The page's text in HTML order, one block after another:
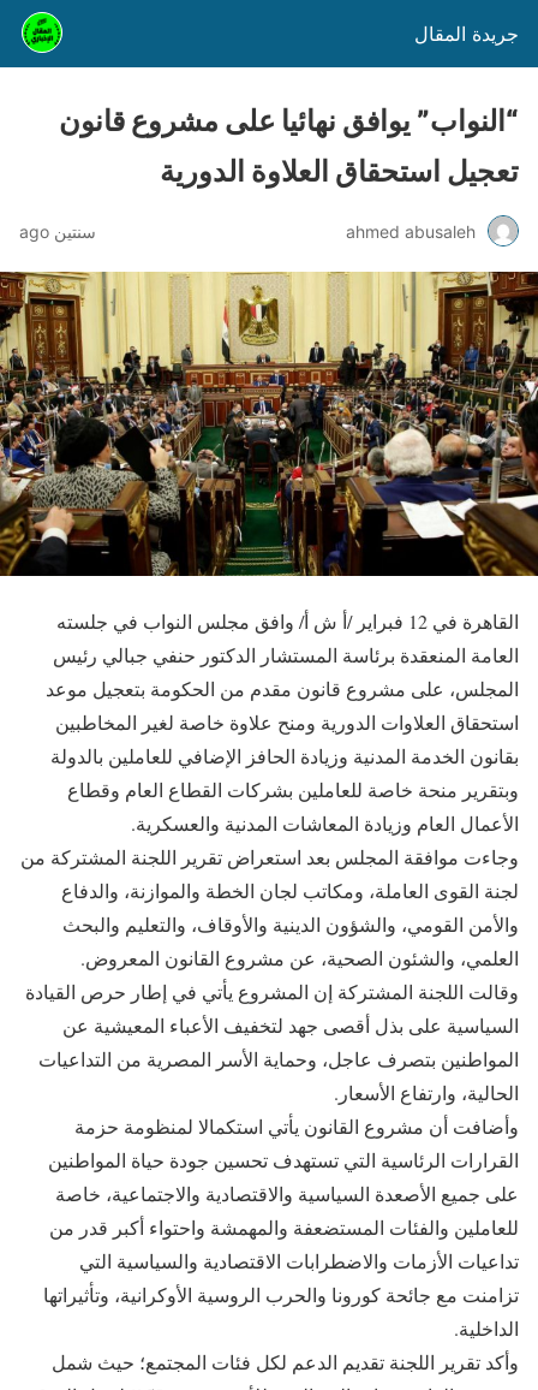
جريدة المقال
“النواب” يوافق نهائيا على مشروع قانون
تعجيل استحقاق العلاوة الدورية
ahmed abusaleh سنتين ago
القاهرة في 12 فبراير /أ ش أ/ وافق مجلس النواب في جلسته
العامة المنعقدة برئاسة المستشار الدكتور حنفي جبالي رئيس
المجلس، على مشروع قانون مقدم من الحكومة بتعجيل موعد
استحقاق العلاوات الدورية ومنح علاوة خاصة لغير المخاطبين
بقانون الخدمة المدنية وزيادة الحافز الإضافي للعاملين بالدولة
وبتقرير منحة خاصة للعاملين بشركات القطاع العام وقطاع
الأعمال العام وزيادة المعاشات المدنية والعسكرية.
وجاءت موافقة المجلس بعد استعراض تقرير اللجنة المشتركة من
لجنة القوى العاملة، ومكاتب لجان الخطة والموازنة، والدفاع
والأمن القومي، والشؤون الدينية والأوقاف، والتعليم والبحث
العلمي، والشئون الصحية، عن مشروع القانون المعروض.
وقالت اللجنة المشتركة إن المشروع يأتي في إطار حرص القيادة
السياسية على بذل أقصى جهد لتخفيف الأعباء المعيشية عن
المواطنين بتصرف عاجل، وحماية الأسر المصرية من التداعيات
الحالية، وارتفاع الأسعار.
وأضافت أن مشروع القانون يأتي استكمالا لمنظومة حزمة
القرارات الرئاسية التي تستهدف تحسين جودة حياة المواطنين
على جميع الأصعدة السياسية والاقتصادية والاجتماعية، خاصة
للعاملين والفئات المستضعفة والمهمشة واحتواء أكبر قدر من
تداعيات الأزمات والاضطرابات الاقتصادية والسياسية التي
تزامنت مع جائحة كورونا والحرب الروسية الأوكرانية، وتأثيراتها
الداخلية.
وأكد تقرير اللجنة تقديم الدعم لكل فئات المجتمع؛ حيث شمل